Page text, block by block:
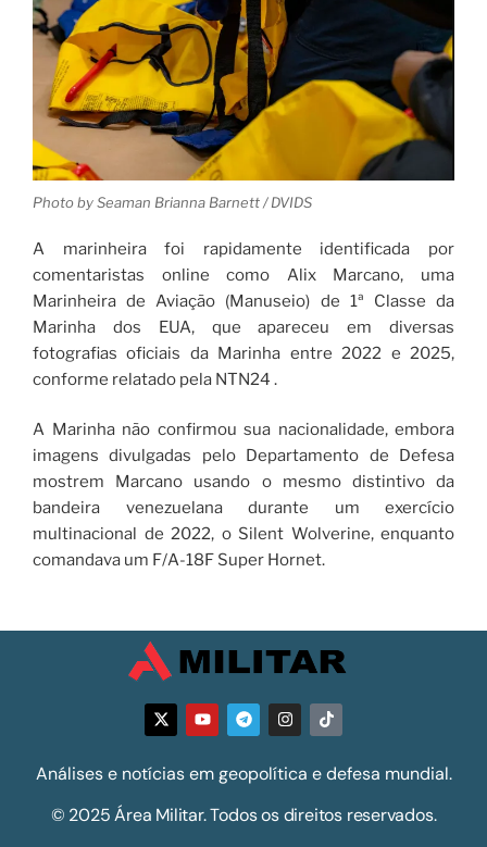
Photo by Seaman Brianna Barnett / DVIDS
A marinheira foi rapidamente identificada por
comentaristas online como Alix Marcano, uma
Marinheira de Aviação (Manuseio) de 1ª Classe da
Marinha dos EUA, que apareceu em diversas
fotografias oficiais da Marinha entre 2022 e 2025,
conforme relatado pela NTN24 .
A Marinha não confirmou sua nacionalidade, embora
imagens divulgadas pelo Departamento de Defesa
mostrem Marcano usando o mesmo distintivo da
bandeira venezuelana durante um exercício
multinacional de 2022, o Silent Wolverine, enquanto
comandava um F/A-18F Super Hornet.
Análises e notícias em geopolítica e defesa mundial.
© 2025 Área Militar. Todos os direitos reservados.